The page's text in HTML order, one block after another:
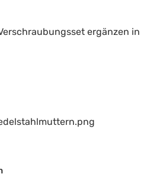
ergänzen in